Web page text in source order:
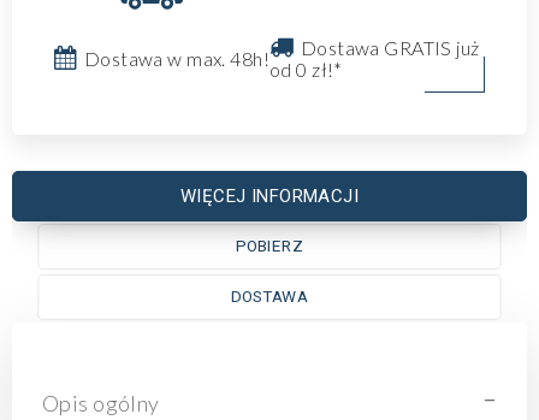
Dostawa w max. 48h!
Dostawa GRATIS już
od 0 zł!*
WIĘCEJ INFORMACJI
POBIERZ
DOSTAWA
Opis ogólny -